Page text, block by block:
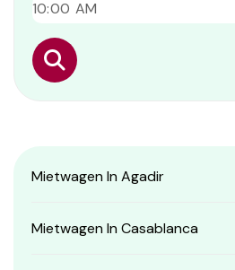
Mietwagen In Agadir
Mietwagen In Casablanca